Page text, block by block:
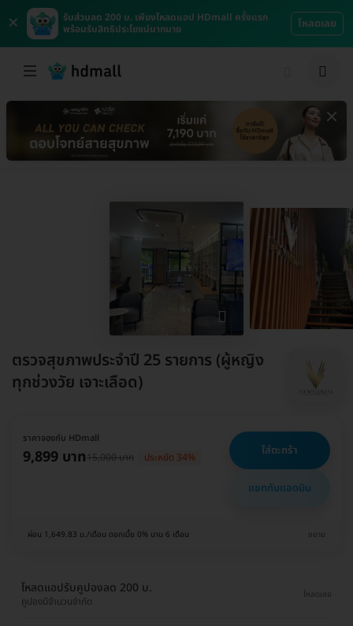
×
รับส่วนลด 200 บ. เพียงโหลดแอป HDmall ครั้งแรก
พร้อมรับสิทธิประโยชน์มากมาย
โหลดเลย
ตรวจสุขภาพประจำปี 25 รายการ (ผู้หญิง
ทุกช่วงวัย เจาะเลือด)
ราคาจองกับ HDmall
9,899 บาท15,000 บาท ประหยัด 34% ใส่ตะกร้า
แชทกับแอดมิน
ผ่อน 1,649.83 บ./เดือน ดอกเบี้ย 0% นาน 6 เดือน ขยาย
โหลดแอปรับคูปองลด 200 บ.
คูปองมีจำนวนจำกัด
โหลดเลย